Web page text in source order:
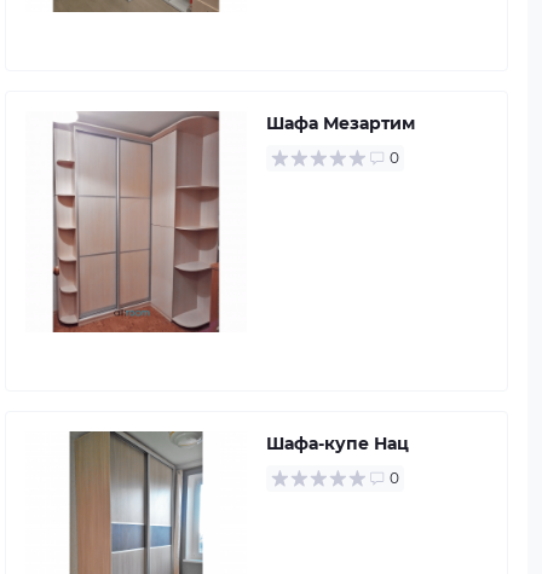
Шафа Мезартим
0
Шафа-купе Нац
0